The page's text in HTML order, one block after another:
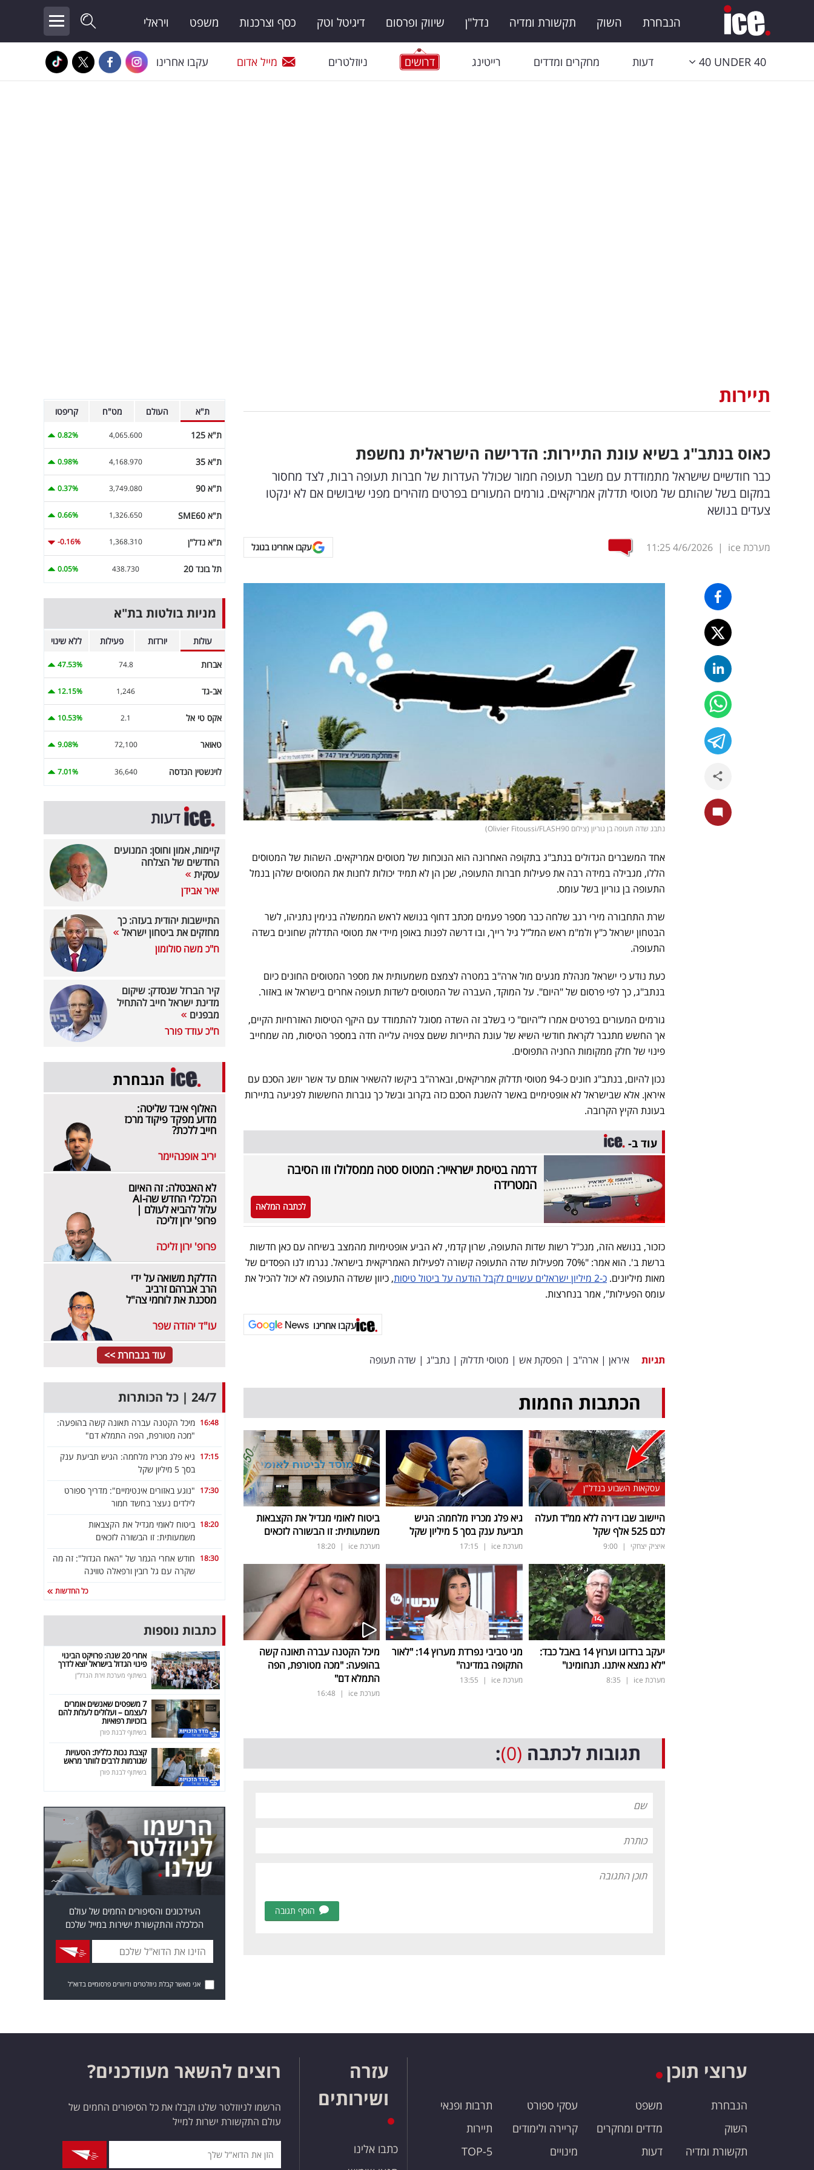
הנבחרת השוק תקשורת ומדיה נדל"ן שיווק ופרסום דיגיטל וטק כסף וצרכנות משפט ויראלי
40 UNDER 40 דעות מחקרים ומדדים רייטינג דרושים ניוזלטרים מייל אדום עקבו אחרינו
תיירות
כאוס בנתב"ג בשיא עונת התיירות: הדרישה הישראלית נחשפת
כבר חודשיים שישראל מתמודדת עם משבר תעופה חמור שכולל העדרות של חברות תעופה רבות, לצד מחסור
במקום בשל שהותם של מטוסי תדלוק אמריקאים. גורמים המעורים בפרטים מזהירים מפני שיבושים אם לא ינקטו
צעדים בנושא
מערכת ice |
4/6/2026
11:25 עקבו אחרינו בגוגל
נתבג שדה תעופה בן גוריון (צילום Olivier Fitoussi/FLASH90)
אחד המשברים הגדולים בנתב"ג בתקופה האחרונה הוא הנוכחות של מטוסים אמריקאים. השהות של המטוסים
הללו, מגבילה במידה רבה את פעילות חברות התעופה, שכן הן לא תמיד יכולות לחנות את המטוסים שלהן בנמל
התעופה בן גוריון בשל עומס.
שרת התחבורה מירי רגב שלחה כבר מספר פעמים מכתב דחוף בנושא לראש הממשלה בנימין נתניהו, לשר
הבטחון ישראל כ"ץ ולמ"מ ראש המל"ל גיל רייך, ובו דרשה לפנות באופן מיידי את מטוסי התדלוק שחונים בשדה
התעופה.
כעת נודע כי ישראל מנהלת מגעים מול ארה"ב במטרה לצמצם משמעותית את מספר המטוסים החונים כיום
בנתב"ג, כך לפי פרסום של "היום". על המוקד, העברה של המטוסים לשדות תעופה אחרים בישראל או באזור.
גורמים המעורים בפרטים אמרו ל"היום" כי בשלב זה השדה מסוגל להתמודד עם היקף הטיסות האזרחיות הקיים,
אך החשש מתגבר לקראת חודשי השיא של עונת התיירות ששם צפויה עלייה חדה במספר הטיסות, מה שמחייב
פינוי של חלק ממקומות החניה התפוסים.
נכון להיום, בנתב"ג חונים כ-94 מטוסי תדלוק אמריקאים, ובארה"ב ביקשו להשאיר אותם עד אשר יושג הסכם עם
איראן. אלא שבישראל לא אופטימיים באשר להשגת הסכם כזה בקרוב ובשל כך גוברות החששות לפגיעה בתיירות
בעונת הקיץ הקרובה.
עוד ב-
דרמה בטיסת ישראייר: המטוס סטה ממסלולו וזו הסיבה
המטרידה
לכתבה המלאה
כזכור, בנושא הזה, מנכ"ל רשות שדות התעופה, שרון קדמי, לא הביע אופטימיות מהמצב בשיחה עם כאן חדשות
ברשת ב'. הוא אמר: "70% מפעילות שדה התעופה קשורה לפעילות האמריקאית בישראל. נגרמו לנו הפסדים של
מאות מיליונים. כ-2 מיליון ישראלים עשויים לקבל הודעה על ביטול טיסות
, כיוון ששדה התעופה לא יכול להכיל את
עומס הפעילות", אמר בנחרצות.
עקבו אחרינו
תגיות איראן | ארה"ב | הפסקת אש | מטוסי תדלוק | נתב"ג | שדה תעופה
הכתבות החמות
עסקאות השבוע בנדל"ן
היישוב שבו דירה ללא ממ"ד תעלה
לכם 525 אלף שקל
איציק יצחקי |
9:00
גיא פלג מכריז מלחמה: הגיש
תביעת ענק בסך 5 מיליון שקל
מערכת ice |
17:15
ביטוח לאומי מגדיל את הקצבאות
משמעותית: זו הבשורה לזכאים
מערכת ice |
18:20
יעקב ברדוגו וערוץ 14 באבל כבד:
"לא נמצא איתנו. תנחומינו"
מערכת ice |
8:35
מגי טביבי נפרדת מערוץ 14: "לאור
התקופה במדינה"
מערכת ice |
13:55
מיכל הקטנה עברה תאונה קשה
בהופעה: "מכה מטורפת, הפה
התמלא דם"
מערכת ice |
16:48
תגובות לכתבה (0)
:
הוסף תגובה
ת"א העולם מט"ח קריפטו
ת"א 125 4,065.600
0.82%
ת"א 35 4,168.970
0.98%
ת"א 90 3,749.080
0.37%
ת"א SME60 1,326.650
0.66%
ת"א נדל"ן 1,368.310
-0.16%
תל בונד 20 438.730
0.05%
מניות בולטות בת"א
עולות יורדות פעילות ללא שינוי
אברות 74.8
47.53%
אב-גד 1,246
12.15%
אקס טי אל 2.1
10.53%
טאואר 72,100
9.08%
לוינשטין הנדסה 36,640
7.01%
דעות
קיימות, אמון וחוסן: המנועים
החדשים של הצלחה
עסקית
יאיר אבידן
התיישבות יהודית בעזה: כך
מחזקים את ביטחון ישראל
ח"כ משה סולומון
קיר הברזל שנסדק: שיקום
מדינת ישראל חייב להתחיל
מבפנים
ח"כ עודד פורר
הנבחרת
האלוף איבד שליטה:
מדוע מפקד פיקוד מרכז
חייב ללכת?
יריב אופנהיימר
לא האבטלה: זה האיום
הכלכלי החדש שה-AI
עלול להביא לעולם |
פרופ' ירון זליכה
פרופ' ירון זליכה
הדלקת משואה על ידי
הרב אברהם זרביב
מסכנת את לוחמי צה"ל
עו"ד יהודה שפר
עוד בנבחרת >>
24/7 | כל הכותרות
16:48 מיכל הקטנה עברה תאונה קשה בהופעה:
"מכה מטורפת, הפה התמלא דם"
17:15 גיא פלג מכריז מלחמה: הגיש תביעת ענק
בסך 5 מיליון שקל
17:30 "נוגע באזורים אינטימיים": מדריך ספורט
לילדים נעצר בחשד חמור
18:20 ביטוח לאומי מגדיל את הקצבאות
משמעותית: זו הבשורה לזכאים
18:30 חודש אחרי הגמר של "האח הגדול": זה מה
שקרה עם גל רובין ורפאלה טווינה
כל החדשות
כתבות נוספות
אחרי 20 שנה: פרויקט הבינוי
פינוי הגדול בישראל יוצא לדרך
בשיתוף מערכת זירת הנדל"ן
7 משפטים שאנשים אומרים
לעצמם – ועלולים לעלות להם
בזכויות רפואיות
בשיתוף לבנת פורן
קצבת נכות כללית: הטעויות
שגורמות לרבים לוותר מראש
בשיתוף לבנת פורן
העידכונים והסיפורים החמים של עולם
הכלכלה והתקשורת ישירות במייל שלכם
אני מאשר קבלת ניוזלטרים ודיוורים פרסומיים בדוא"ל
ערוצי תוכן
הנבחרת
השוק
תקשורת ומדיה
משפט
מדדים ומחקרים
דעות
עסקי ספורט
קריירה ולימודים
מינויים
תרבות ופנאי
תיירות
TOP-5
עזרה
ושירותים
כתבו אלינו
רוצים להשאר מעודכנים?
הרשמו לניוזלטר שלנו וקבלו את כל הסיפורים החמים של
עולם התקשורת ישרות למייל